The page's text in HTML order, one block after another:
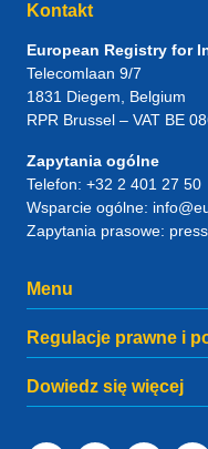
Kontakt
European Registry for
Telecomlaan 9/7
1831 Diegem , Belgium
RPR Brussel – VAT BE
Zapytania ogólne
Telefon: +32 2 401 27 50
Wsparcie ogólne:
Zapytania prasowe:
Menu
Regulacje prawne i
Dowiedz się więcej